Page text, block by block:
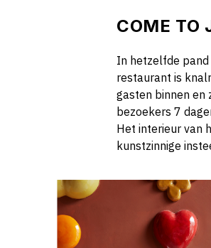
COME TO
In hetzelfde
restaurant is
gasten binnen
bezoekers 7
Het interieur van
kunstzinnige